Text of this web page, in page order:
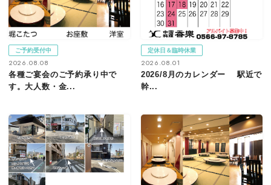
ご予約受付中
2026.08.08
各種ご宴会のご予約承り中で
す。大人数・金...
定休日＆臨時休業
2026.08.01
2026/8月のカレンダー 駅近で
幹...